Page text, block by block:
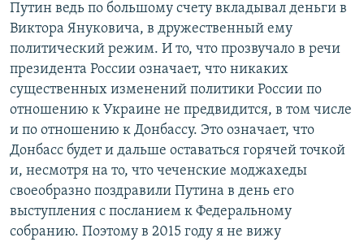
Путин ведь по большому счету вкладывал деньги в
Виктора Януковича, в дружественный ему
политический режим. И то, что прозвучало в речи
президента России означает, что никаких
существенных изменений политики России по
отношению к Украине не предвидится, в том числе
и по отношению к Донбассу. Это означает, что
Донбасс будет и дальше оставаться горячей точкой
и, несмотря на то, что чеченские моджахеды
своеобразно поздравили Путина в день его
выступления с посланием к Федеральному
собранию. Поэтому в 2015 году я не вижу